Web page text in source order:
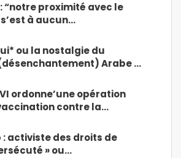
“notre proximité avec le
à aucun…
ou la nostalgie du
Arabe …
ordonne’une opération
contre la…
: activiste des droits de
» ou…